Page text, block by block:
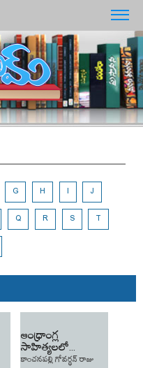
G H I J
Q R S T
ఆంధ్రాంగ్ల
సాహిత్యలలో...
కాంచనపల్లి గోవర్థన్ రాజు